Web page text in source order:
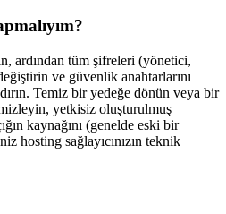
ardından tüm şifreleri (yönetici,
ve güvenlik anahtarlarını
Temiz bir yedeğe dönün veya bir
yetkisiz oluşturulmuş
kaynağını (genelde eski bir
hosting sağlayıcınızın teknik